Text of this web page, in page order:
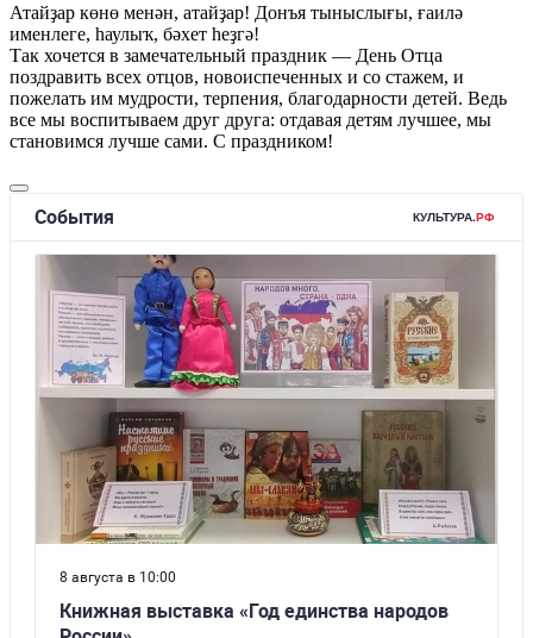
Атайҙар көнө менән, атайҙар! Донъя тыныслығы, ғаилә
именлеге, һаулыҡ, бәхет һеҙгә!
Так хочется в замечательный праздник — День Отца
поздравить всех отцов, новоиспеченных и со стажем, и
пожелать им мудрости, терпения, благодарности детей. Ведь
все мы воспитываем друг друга: отдавая детям лучшее, мы
становимся лучше сами. С праздником!